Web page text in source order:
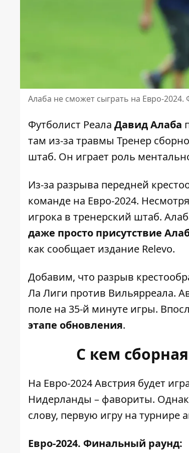
Алаба не сможет сыграть на Евро-
Футболист Реала Давид Алаба
там из-за травмы Тренер
штаб. Он играет роль
Из-за разрыва передней
команде на Евро-2024.
игрока в тренерский штаб.
даже просто присутствие
как сообщает издание Relevo.
Добавим, что разрыв
Ла Лиги против Вильярреала.
поле на 35-й минуте игры.
этапе обновления.
С кем
На Евро-2024 Австрия будет
Нидерланды – фавориты.
слову, первую игру на
Евро-2024. Финальный раунд: